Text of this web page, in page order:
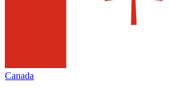
Canada